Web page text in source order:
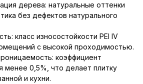
дерева: натуральные оттенки
без дефектов натурального
класс износостойкости PEI IV
с высокой проходимостью.
коэффициент
менее 0,5%, что делает плитку
и кухни.